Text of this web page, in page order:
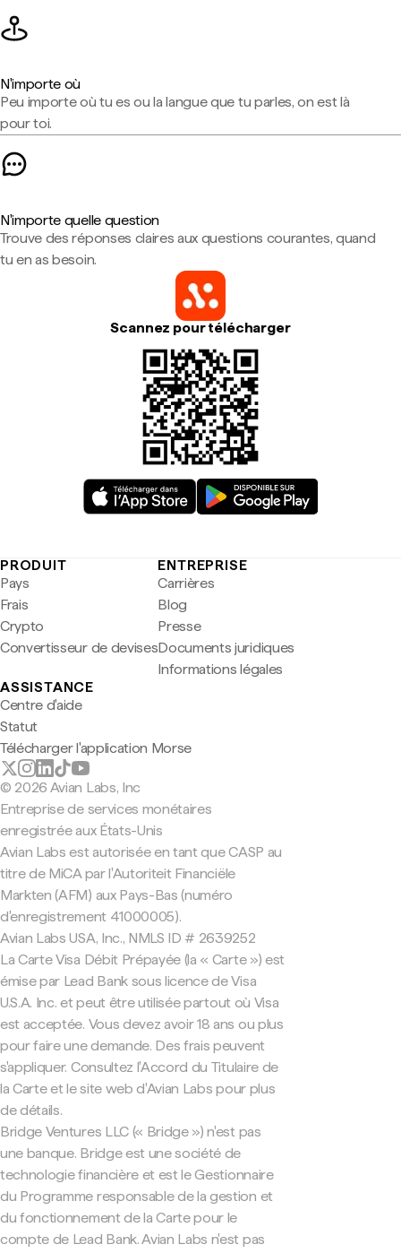
N'importe où
Peu importe où tu es ou la langue que tu parles, on est là
pour toi.
N'importe quelle question
Trouve des réponses claires aux questions courantes, quand
tu en as besoin.
Scannez pour télécharger
PRODUIT
Pays
Frais
Crypto
Convertisseur de devises
ENTREPRISE
Carrières
Blog
Presse
Documents juridiques
Informations légales
ASSISTANCE
Centre d'aide
Statut
Télécharger l'application Morse
© 2026 Avian Labs, Inc
Entreprise de services monétaires
enregistrée aux États-Unis
Avian Labs est autorisée en tant que CASP au
titre de MiCA par l'Autoriteit Financiële
Markten (AFM) aux Pays-Bas (numéro
d'enregistrement 41000005).
Avian Labs USA, Inc., NMLS ID # 2639252
La Carte Visa Débit Prépayée (la « Carte ») est
émise par Lead Bank sous licence de Visa
U.S.A. Inc. et peut être utilisée partout où Visa
est acceptée. Vous devez avoir 18 ans ou plus
pour faire une demande. Des frais peuvent
s'appliquer. Consultez l'Accord du Titulaire de
la Carte et le site web d'Avian Labs pour plus
de détails.
Bridge Ventures LLC (« Bridge ») n'est pas
une banque. Bridge est une société de
technologie financière et est le Gestionnaire
du Programme responsable de la gestion et
du fonctionnement de la Carte pour le
compte de Lead Bank. Avian Labs n'est pas